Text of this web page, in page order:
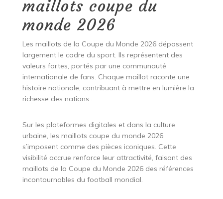
maillots coupe du
monde 2026
Les maillots de la Coupe du Monde 2026 dépassent
largement le cadre du sport. Ils représentent des
valeurs fortes, portés par une communauté
internationale de fans. Chaque maillot raconte une
histoire nationale, contribuant à mettre en lumière la
richesse des nations.
Sur les plateformes digitales et dans la culture
urbaine, les maillots coupe du monde 2026
s’imposent comme des pièces iconiques. Cette
visibilité accrue renforce leur attractivité, faisant des
maillots de la Coupe du Monde 2026 des références
incontournables du football mondial.